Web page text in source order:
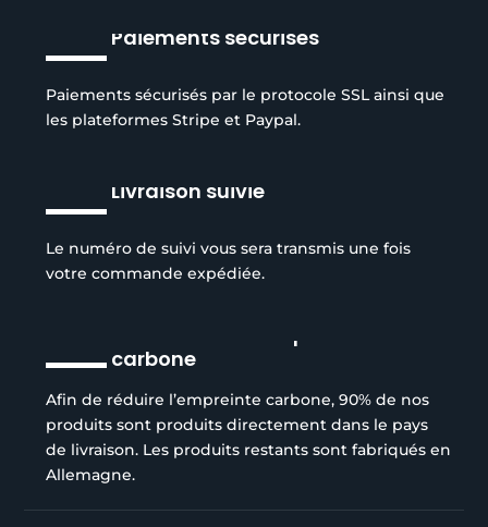
Paiements sécurisés
Paiements sécurisés par le protocole SSL ainsi que
les plateformes Stripe et Paypal.
Livraison suivie
Le numéro de suivi vous sera transmis une fois
votre commande expédiée.
carbone
Afin de réduire l’empreinte carbone, 90% de nos
produits sont produits directement dans le pays
de livraison. Les produits restants sont fabriqués en
Allemagne.